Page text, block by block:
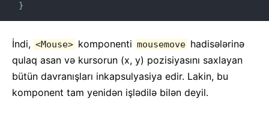
}
İndi, <Mouse> komponenti mousemove hadisələrinə
qulaq asan və kursorun (x, y) pozisiyasını saxlayan
bütün davranışları inkapsulyasiya edir. Lakin, bu
komponent tam yenidən işlədilə bilən deyil.